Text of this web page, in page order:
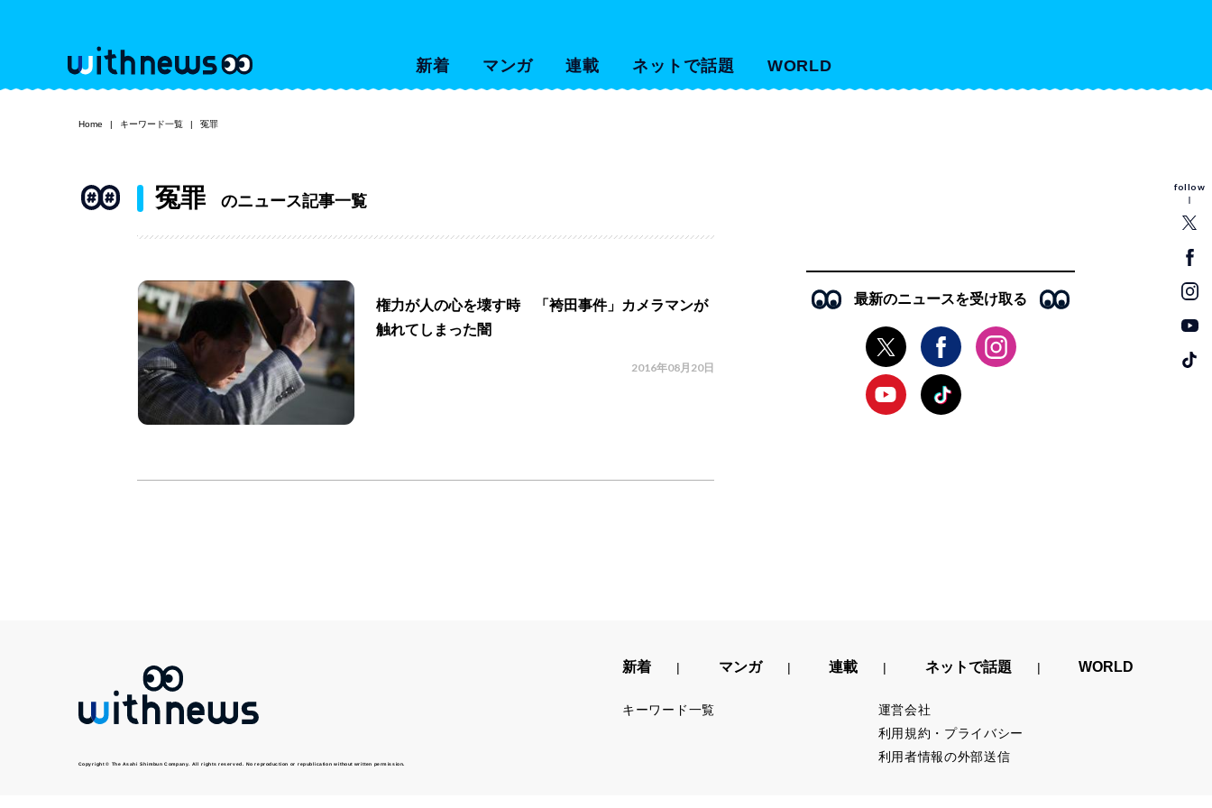
新着 マンガ 連載 ネットで話題 WORLD
follow
Home キーワード一覧 冤罪
冤罪 のニュース記事一覧
権力が人の心を壊す時 「袴田事件」カメラマンが
触れてしまった闇
2016年08月20日
最新のニュースを受け取る
Copyright © The Asahi Shimbun Company. All rights reserved. No reproduction or republication without written permission.
新着 マンガ 連載 ネットで話題 WORLD
キーワード一覧
運営会社
利用規約・プライバシー
利用者情報の外部送信